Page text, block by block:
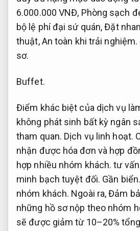
6.000.000 VNĐ, Phòng sạch
bộ lệ phí đại sứ quán,Đặt
thuật,An toàn khi trải nghiệm.
sơ.
Buffet.
Điểm khác biệt của dịch vụ
không phát sinh bất kỳ ngân
tham quan. Dịch vụ linh hoạt.
nhận được hóa đơn và hợp
hợp nhiều nhóm khách. tư
minh bạch tuyệt đối. Gần biển.
nhóm khách. Ngoài ra,Đảm
những hồ sơ nộp theo nhóm
sẽ được giảm từ 10–20%